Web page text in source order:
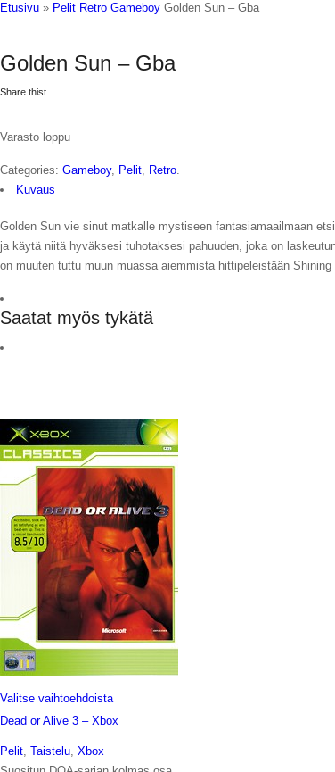
Etusivu » Pelit Retro Gameboy Golden Sun – Gba
Golden Sun – Gba
Share thist
Varasto loppu
Categories: Gameboy, Pelit, Retro.
Kuvaus
Golden Sun vie sinut matkalle mystiseen fantasiamaailmaan
ja käytä niitä hyväksesi tuhotaksesi pahuuden, joka on
on muuten tuttu muun muassa aiemmista hittipeleistään Shining
Saatat myös tykätä
Valitse vaihtoehdoista
Dead or Alive 3 – Xbox
Pelit, Taistelu, Xbox